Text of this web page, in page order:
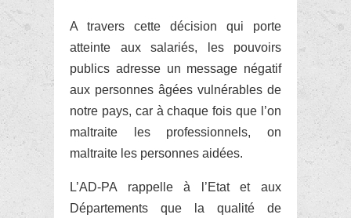
A travers cette décision qui porte
atteinte aux salariés, les pouvoirs
publics adresse un message négatif
aux personnes âgées vulnérables de
notre pays, car à chaque fois que l’on
maltraite les professionnels, on
maltraite les personnes aidées.
L’AD-PA rappelle à l’Etat et aux
Départements que la qualité de